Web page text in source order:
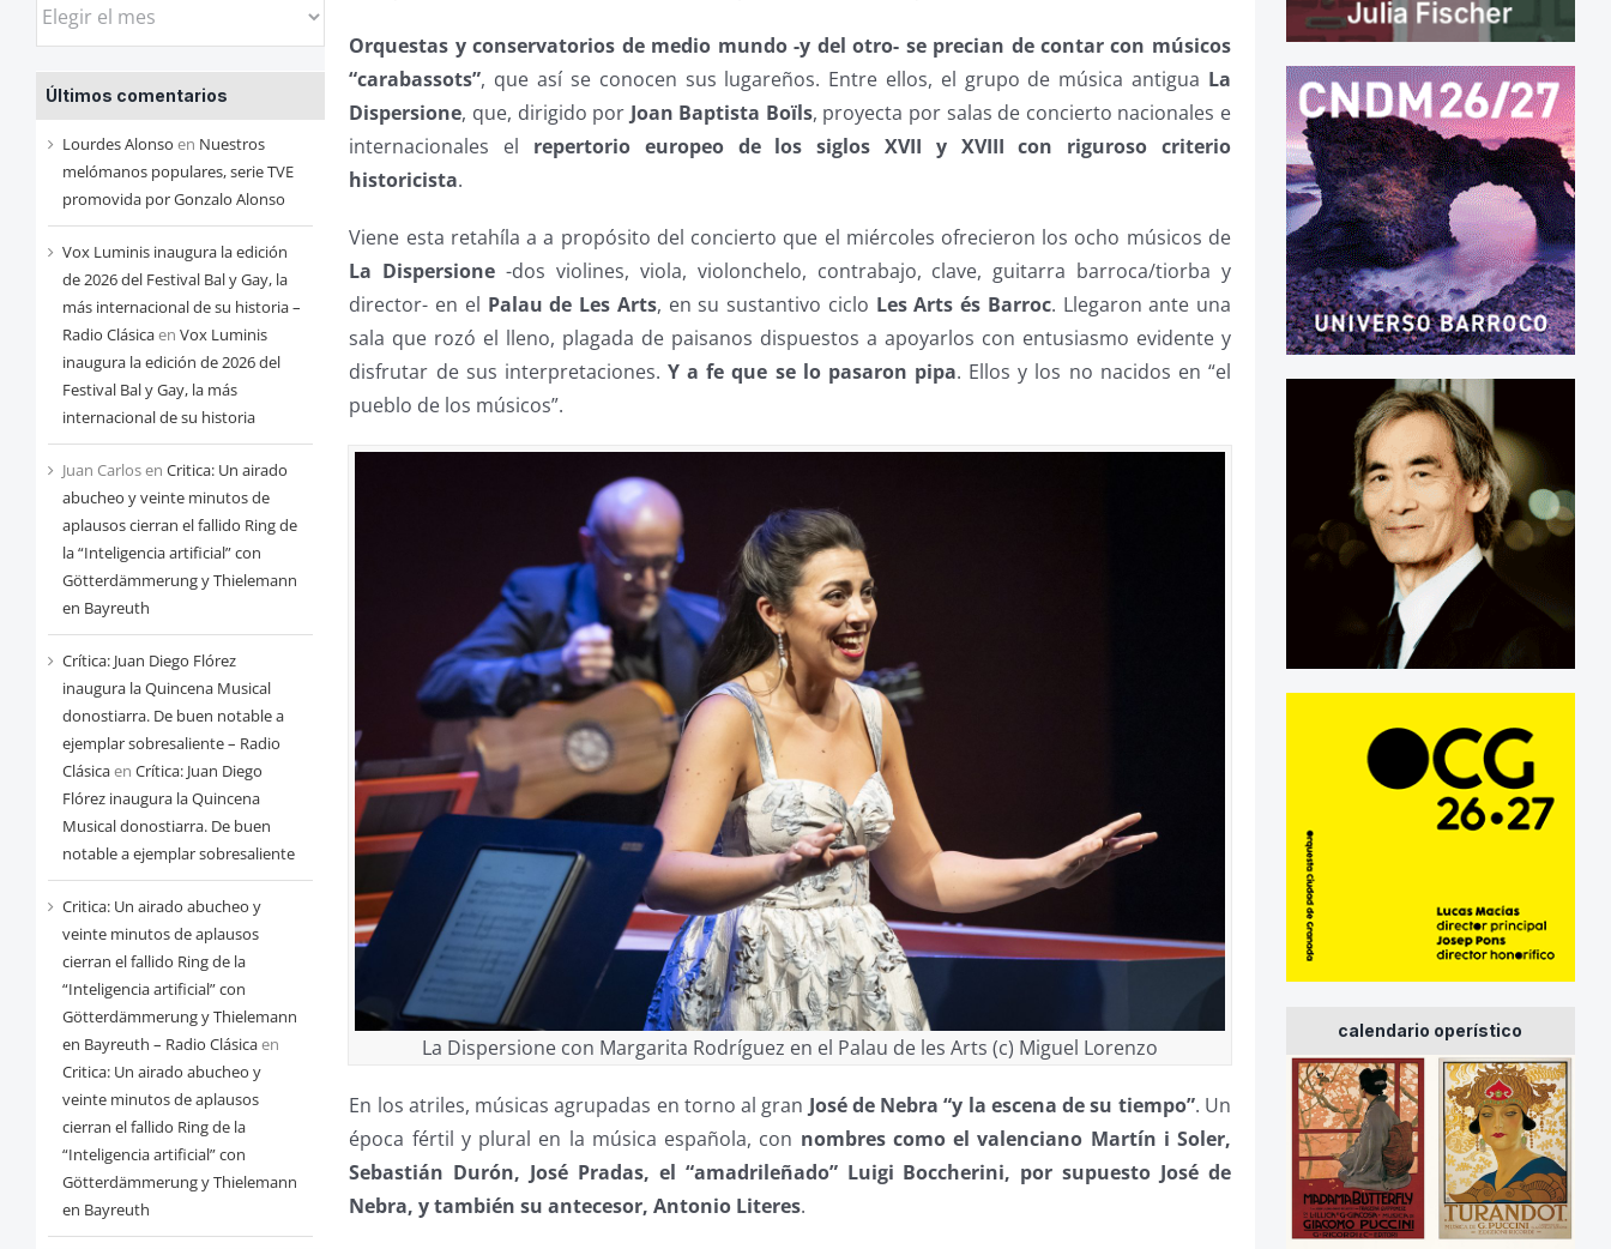
entradas
de
cada
mes
Últimos comentarios
Lourdes Alonso en Nuestros
melómanos populares, serie TVE
promovida por Gonzalo Alonso
Vox Luminis inaugura la edición
de 2026 del Festival Bal y Gay, la
más internacional de su historia –
Radio Clásicaen Vox Luminis
inaugura la edición de 2026 del
Festival Bal y Gay, la más
internacional de su historia
Juan Carlosen Critica: Un airado
abucheo y veinte minutos de
aplausos cierran el fallido Ring de
la “Inteligencia artificial” con
Götterdämmerung y Thielemann
en Bayreuth
Crítica: Juan Diego Flórez
inaugura la Quincena Musical
donostiarra. De buen notable a
ejemplar sobresaliente – Radio
Clásicaen Crítica: Juan Diego
Flórez inaugura la Quincena
Musical donostiarra. De buen
notable a ejemplar sobresaliente
Critica: Un airado abucheo y
veinte minutos de aplausos
cierran el fallido Ring de la
“Inteligencia artificial” con
Götterdämmerung y Thielemann
en Bayreuth – Radio Clásicaen
Critica: Un airado abucheo y
veinte minutos de aplausos
cierran el fallido Ring de la
“Inteligencia artificial” con
Götterdämmerung y Thielemann
en Bayreuth
Orquestas y conservatorios de medio mundo -y del otro- se precian de contar con músicos
“carabassots”, que así se conocen sus lugareños. Entre ellos, el grupo de música antigua La
Dispersione, que, dirigido por Joan Baptista Boïls, proyecta por salas de concierto nacionales e
internacionales el repertorio europeo de los siglos XVII y XVIII con riguroso criterio
historicista.
Viene esta retahíla a a propósito del concierto que el miércoles ofrecieron los ocho músicos de
La Dispersione -dos violines, viola, violonchelo, contrabajo, clave, guitarra barroca/tiorba y
director- en el Palau de Les Arts, en su sustantivo ciclo Les Arts és Barroc. Llegaron ante una
sala que rozó el lleno, plagada de paisanos dispuestos a apoyarlos con entusiasmo evidente y
disfrutar de sus interpretaciones. Y a fe que se lo pasaron pipa. Ellos y los no nacidos en “el
pueblo de los músicos”.
La Dispersione con Margarita Rodríguez en el Palau de les Arts (c) Miguel Lorenzo
En los atriles, músicas agrupadas en torno al gran José de Nebra “y la escena de su tiempo”. Un
época fértil y plural en la música española, con nombres como el valenciano Martín i Soler,
Sebastián Durón, José Pradas, el “amadrileñado” Luigi Boccherini, por supuesto José de
Nebra, y también su antecesor, Antonio Literes.
calendario operístico